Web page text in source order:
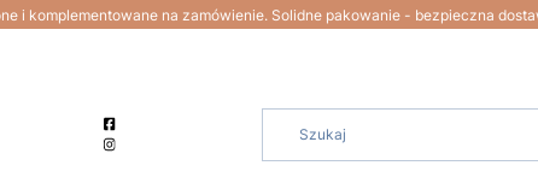
i komplementowane na zamówienie. Solidne pakowanie - bezpieczna